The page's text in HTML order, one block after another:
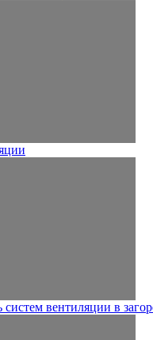
систем вентиляции в